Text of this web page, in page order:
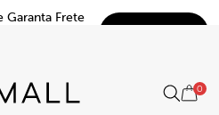
Garanta Frete
0